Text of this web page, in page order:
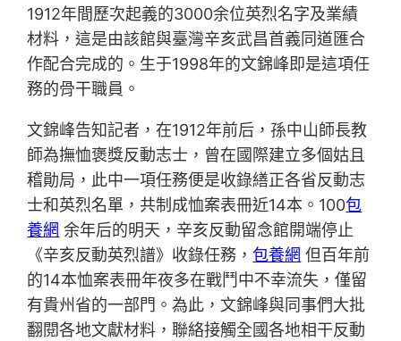
1912年間歷次起義的3000余位英烈名字及業績
材料，這是由該館與臺灣辛亥武昌首義同道匯合
作配合完成的。生于1998年的文錦峰即是這項任
務的骨干職員。
文錦峰告知記者，在1912年前后，孫中山師長教
師為撫恤褒獎反動志士，曾在國際建立多個姑且
稽勛局，此中一項任務便是收錄繕正各省反動志
士和英烈名單，共制成恤案表冊近14本。100包
養網 余年后的明天，辛亥反動留念館開端停止
《辛亥反動英烈譜》收錄任務，包養網 但百年前
的14本恤案表冊年夜多在戰鬥中不幸流失，僅留
有貴州省的一部門。為此，文錦峰與同事們大批
翻閱各地文獻材料，聯絡接觸全國各地相干反動